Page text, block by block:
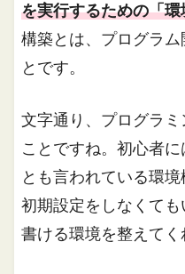
を実行するための「
構築とは、プログラ
とです。
文字通り、プログラ
ことですね。初心者
とも言われている環
初期設定をしなくて
書ける環境を整えてく